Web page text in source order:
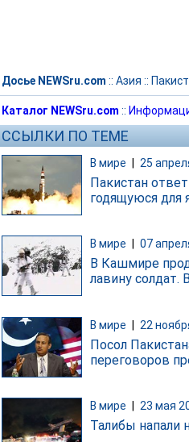
Досье NEWSru.com :: Азия ::
Каталог NEWSru.com ::
ССЫЛКИ ПО ТЕМЕ
В мире 25
Пакистан
годящуюся для
В мире 07
В Кашмире
лавину
В мире | 22
Посол
переговоров
В мире 23 мая
Талибы напали